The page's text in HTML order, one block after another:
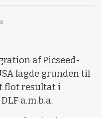
af Picseed-
lagde grunden til
flot resultat i
a.m.b.a.